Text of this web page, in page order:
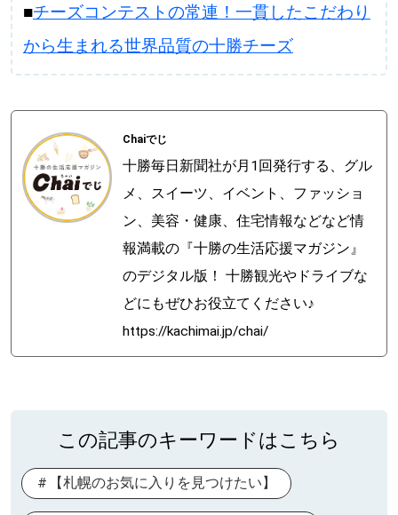
■チーズコンテストの常連！一貫したこだわり
から生まれる世界品質の十勝チーズ
Chaiでじ
十勝毎日新聞社が月1回発行する、グル
メ、スイーツ、イベント、ファッショ
ン、美容・健康、住宅情報などなど情
報満載の『十勝の生活応援マガジン』
のデジタル版！ 十勝観光やドライブな
どにもぜひお役立てください♪
https://kachimai.jp/chai/
この記事のキーワードはこちら
【札幌のお気に入りを見つけたい】